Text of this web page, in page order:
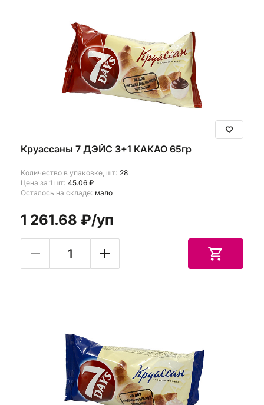
Круассаны 7 ДЭЙС 3+1 КАКАО 65гр
Количество в упаковке, шт: 28
Цена за 1 шт: 45.06 ₽
Осталось на складе: мало
1 261.68 ₽/уп